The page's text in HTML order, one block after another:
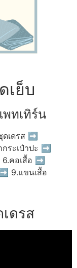
เย็บ
ทเทิร์น
ดเดรส ➡
ระเป๋าปะ ➡
6.คอเสื้อ ➡
9.แขนเสื้อ
ดรส